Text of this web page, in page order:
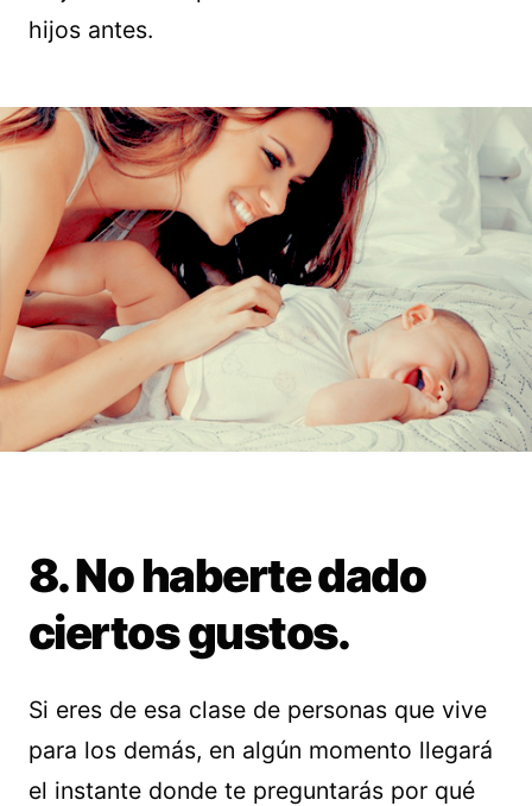
hijos antes.
8. No haberte dado
ciertos gustos.
Si eres de esa clase de personas que vive
para los demás, en algún momento llegará
el instante donde te preguntarás por qué